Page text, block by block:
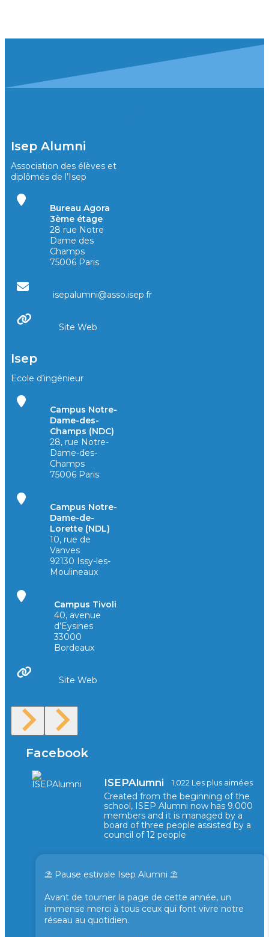
Isep Alumni
Association des élèves et
diplômés de l’Isep
Bureau Agora
3ème étage
28 rue Notre
Dame des
Champs
75006 Paris
isepalumni@asso.isep.fr
Site Web
Isep
Ecole d’ingénieur
Campus Notre-
Dame-des-
Champs (NDC)
28, rue Notre-
Dame-des-
Champs
75006 Paris
Campus Notre-
Dame-de-
Lorette (NDL)
10, rue de
Vanves
92130 Issy-les-
Moulineaux
Campus Tivoli
40, avenue
d’Eysines
33000
Bordeaux
Site Web
Facebook
ISEPAlumni 1,022 Les plus aimées
Created from the beginning of the
school, ISEP Alumni now has 9.000
members and it is managed by a
board of three people assisted by a
council of 12 people
⛱️ Pause estivale Isep Alumni ⛱️
Avant de tourner la page de cette année, un
immense merci à tous ceux qui font vivre notre
réseau au quotidien.